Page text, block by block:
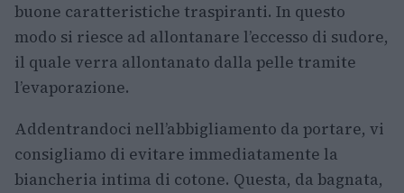
buone caratteristiche traspiranti. In questo
modo si riesce ad allontanare l’eccesso di sudore,
il quale verra allontanato dalla pelle tramite
l’evaporazione.
Addentrandoci nell’abbigliamento da portare, vi
consigliamo di evitare immediatamente la
biancheria intima di cotone. Questa, da bagnata,